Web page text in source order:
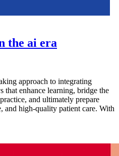
the ai era
approach to integrating
enhance learning, bridge the
and ultimately prepare
and high-quality patient care. With